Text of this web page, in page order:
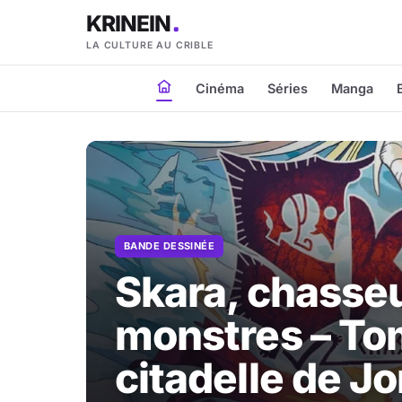
KRINEIN
LA CULTURE AU CRIBLE
Cinéma Séries Manga
BANDE DESSINÉE
Skara,
monstres –
citadelle de